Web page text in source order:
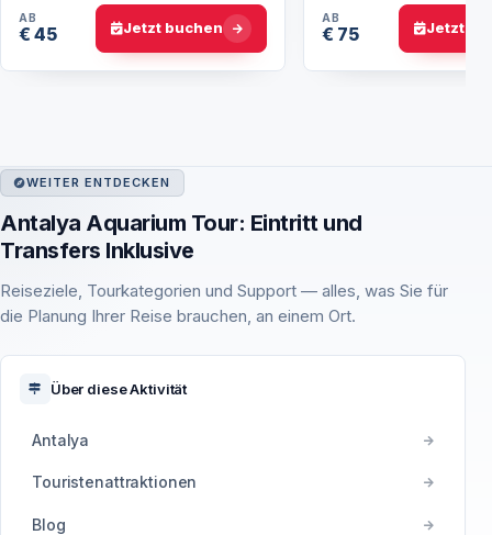
AB
€ 45 Jetzt buchen
AB
€ 75 Jetzt
WEITER ENTDECKEN
Antalya Aquarium Tour: Eintritt und
Transfers Inklusive
Reiseziele, Tourkategorien und Support — alles, was Sie für
die Planung Ihrer Reise brauchen, an einem Ort.
Über diese Aktivität
Antalya
Touristenattraktionen
Blog